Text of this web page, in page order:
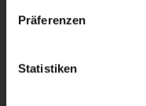
Informationen
Ihr Gerät durch
Präferenzen
Statistiken
Kontakt
66333 Völklingen